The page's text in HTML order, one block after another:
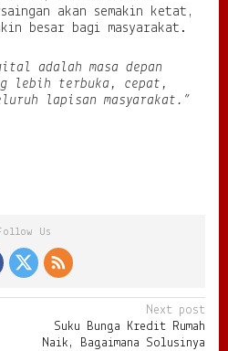
akan semakin ketat,
besar bagi masyarakat.
adalah masa depan
lebih terbuka, cepat,
lapisan masyarakat.”
Us
Next post
Suku Bunga Kredit Rumah
Naik, Bagaimana Solusinya